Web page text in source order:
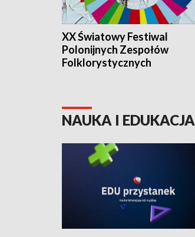
XX Światowy Festiwal
Polonijnych Zespołów
Folklorystycznych
NAUKA I EDUKACJA